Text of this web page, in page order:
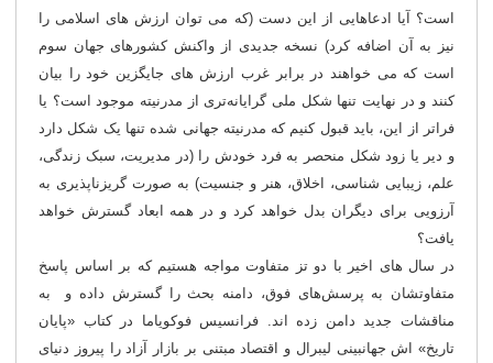
است؟ آیا ادعاهایی از این دست (که می توان ارزش های اسلامی را
نیز به آن اضافه کرد) نسخه جدیدی از واکنش کشورهای جهان سوم
است که می خواهند در برابر غرب ارزش های جایگزین خود را بیان
کنند و در نهایت تنها شکل ملی گرایانه‌تری از مدرنیته موجود است؟ یا
فراتر از این، باید قبول کنیم که مدرنیته جهانی شده تنها یک شکل دارد
و دیر یا زود شکل منحصر به فرد خودش را (در مدیریت، سبک زندگی،
علم، زیبایی شناسی، اخلاق، هنر و جنسیت) به صورت گریزناپذیری به
آرزویی برای دیگران بدل خواهد کرد و در همه ابعاد گسترش خواهد
یافت؟
در سال های اخیر با دو تز متفاوت مواجه هستیم که بر اساس پاسخ‌
متفاوتشان به پرسش‌های فوق، دامنه بحث را گسترش داده و به
مناقشات جدید دامن زده اند. فرانسیس فوکویاما در کتاب «پایان
تاریخ» اش جهانبینی لیبرال و اقتصاد مبتنی بر بازار آزاد را پیروز دنیای